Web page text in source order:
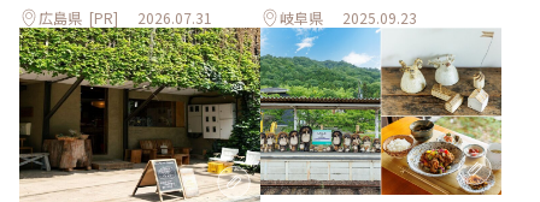
広島県 [PR] 2026.07.31 岐阜県 2025.09.23